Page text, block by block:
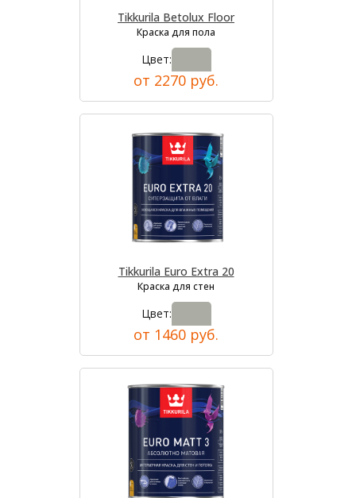
Tikkurila Betolux Floor
Краска для пола
Цвет:
от 2270 руб.
Tikkurila Euro Extra 20
Краска для стен
Цвет:
от 1460 руб.